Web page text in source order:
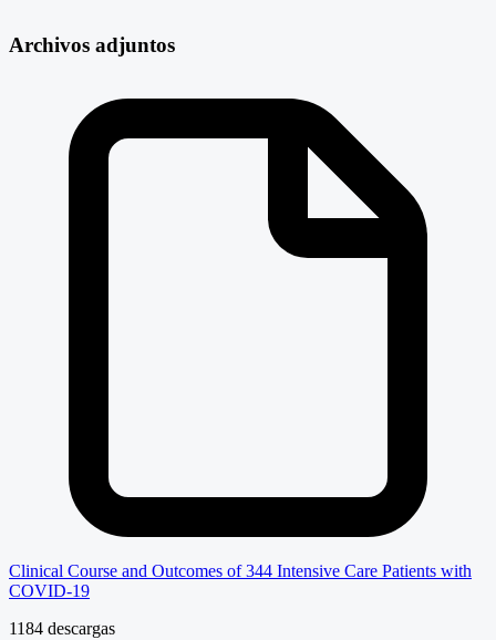
Archivos adjuntos
Clinical Course and Outcomes of 344 Intensive Care Patients with
COVID-19
1184 descargas